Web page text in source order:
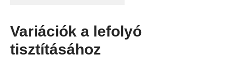
Variációk a lefolyó
tisztításához